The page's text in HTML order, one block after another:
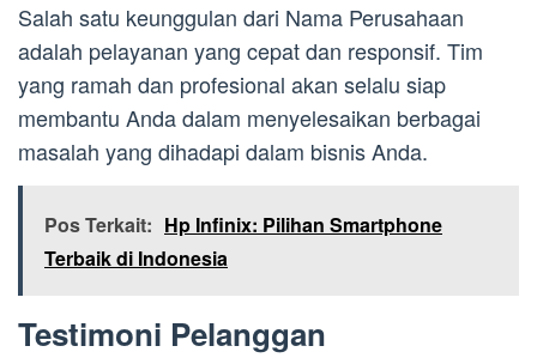
Salah satu keunggulan dari Nama Perusahaan
adalah pelayanan yang cepat dan responsif. Tim
yang ramah dan profesional akan selalu siap
membantu Anda dalam menyelesaikan berbagai
masalah yang dihadapi dalam bisnis Anda.
Pos Terkait: Hp Infinix: Pilihan Smartphone
Terbaik di Indonesia
Testimoni Pelanggan